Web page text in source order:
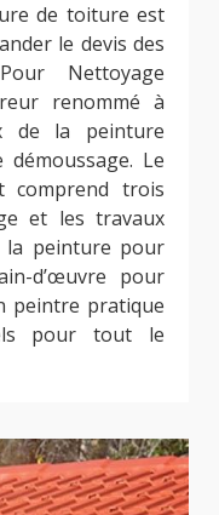
de toiture est
le devis des
Nettoyage
renommé à
de la peinture
Le
trois
et les travaux
la peinture pour
d’œuvre pour
peintre pratique
pour tout le